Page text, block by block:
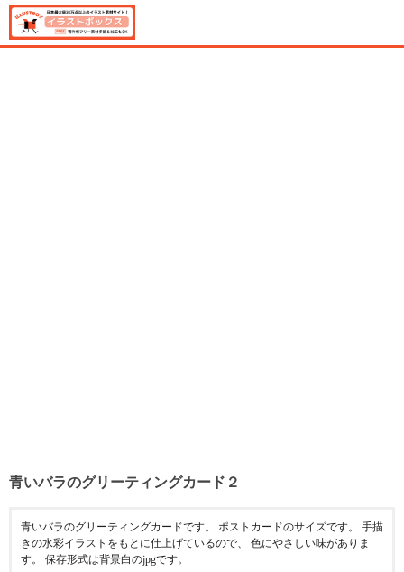
青いバラのグリーティングカード２
青いバラのグリーティングカードです。 ポストカードのサイズです。 手描
きの水彩イラストをもとに仕上げているので、 色にやさしい味がありま
す。 保存形式は背景白のjpgです。